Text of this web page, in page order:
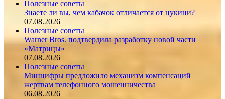
Полезные советы
Знаете ли вы, чем кабачок отличается от цукини?
07.08.2026
Полезные советы
Warner Bros. подтвердила разработку новой части
«Матрицы»
07.08.2026
Полезные советы
Минцифры предложило механизм компенсаций
жертвам телефонного мошенничества
06.08.2026